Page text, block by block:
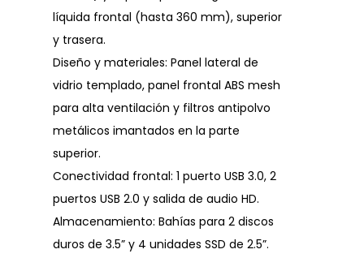
líquida frontal (hasta 360 mm), superior
y trasera.
Diseño y materiales: Panel lateral de
vidrio templado, panel frontal ABS mesh
para alta ventilación y filtros antipolvo
metálicos imantados en la parte
superior.
Conectividad frontal: 1 puerto USB 3.0, 2
puertos USB 2.0 y salida de audio HD.
Almacenamiento: Bahías para 2 discos
duros de 3.5” y 4 unidades SSD de 2.5”.